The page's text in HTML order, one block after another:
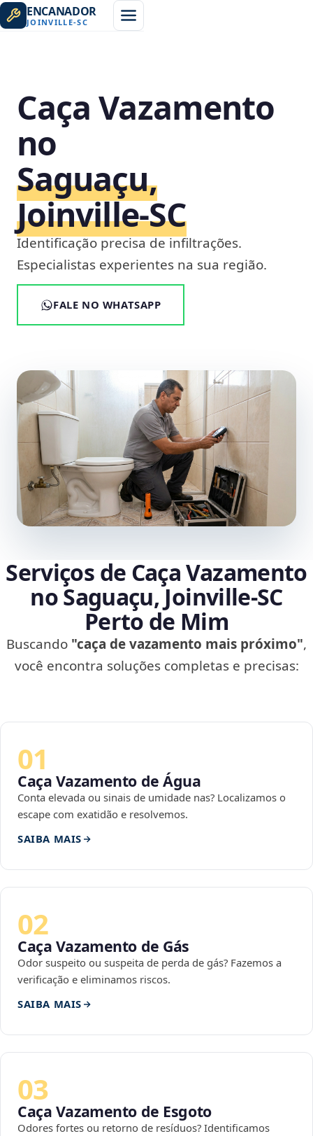
ENCANADOR
JOINVILLE-SC
Caça Vazamento
no
Saguaçu,
Joinville‑SC
Identificação precisa de infiltrações.
Especialistas experientes na sua região.
FALE NO WHATSAPP
Serviços de Caça Vazamento
no Saguaçu, Joinville‑SC
Perto de Mim
Buscando "caça de vazamento mais próximo",
você encontra soluções completas e precisas:
01
Caça Vazamento de Água
Conta elevada ou sinais de umidade nas? Localizamos o
escape com exatidão e resolvemos.
SAIBA MAIS
02
Caça Vazamento de Gás
Odor suspeito ou suspeita de perda de gás? Fazemos a
verificação e eliminamos riscos.
SAIBA MAIS
03
Caça Vazamento de Esgoto
Odores fortes ou retorno de resíduos? Identificamos